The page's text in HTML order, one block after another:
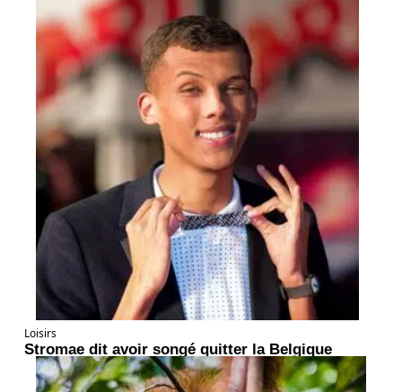
Loisirs
Stromae dit avoir songé quitter la Belgique